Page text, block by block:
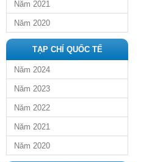
Năm 2021
Năm 2020
TẠP CHÍ QUỐC TẾ
Năm 2024
Năm 2023
Năm 2022
Năm 2021
Năm 2020